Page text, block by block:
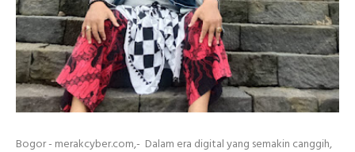
Bogor - merakcyber.com,- Dalam era digital yang semakin canggih,